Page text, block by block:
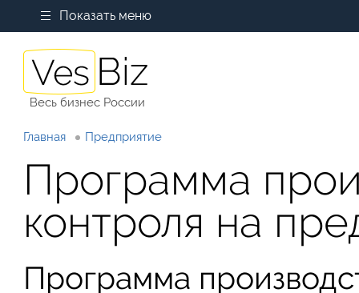
Показать меню
Весь бизнес России
Главная Предприятие
Программа
контроля на
Программа